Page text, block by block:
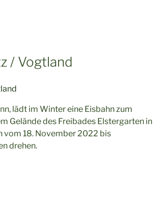
/ Vogtland
lädt im Winter eine Eisbahn zum
Gelände des Freibades Elstergarten in
vom 18. November 2022 bis
drehen.